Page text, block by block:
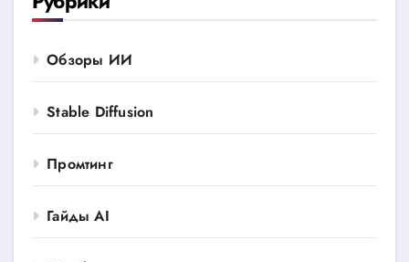
Обзоры ИИ
Stable Diffusion
Промтинг
Гайды AI